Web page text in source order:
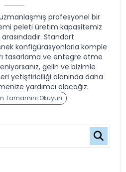
profesyonel bir
peleti üretim kapasitemiz
Standart
konfigürasyonlarla komple
tasarlama ve entegre etme
gelin ve bizimle
yetiştiriciliği alanında daha
yardımcı olacağız.
Tamamını Okuyun